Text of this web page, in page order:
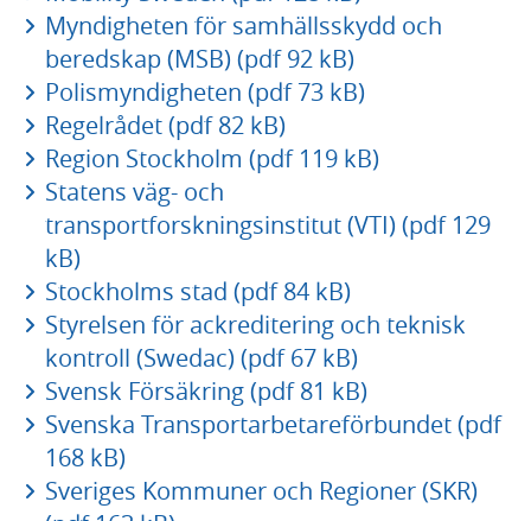
Myndigheten för samhällsskydd och
beredskap (MSB) (pdf 92 kB)
Polismyndigheten (pdf 73 kB)
Regelrådet (pdf 82 kB)
Region Stockholm (pdf 119 kB)
Statens väg- och
transportforskningsinstitut (VTI) (pdf 129
kB)
Stockholms stad (pdf 84 kB)
Styrelsen för ackreditering och teknisk
kontroll (Swedac) (pdf 67 kB)
Svensk Försäkring (pdf 81 kB)
Svenska Transportarbetareförbundet (pdf
168 kB)
Sveriges Kommuner och Regioner (SKR)